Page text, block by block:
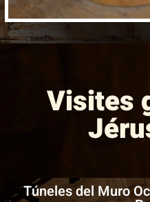
Visites
Túneles del Muro